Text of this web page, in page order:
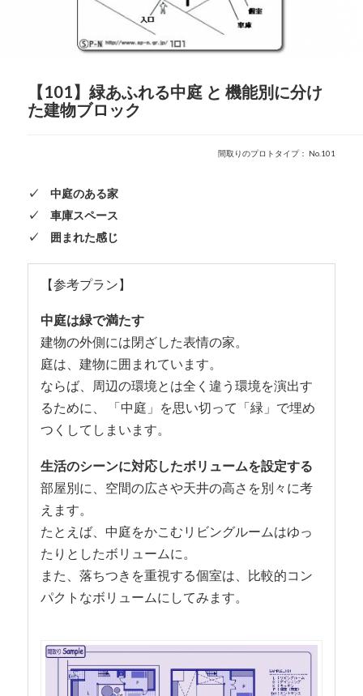
【101】緑あふれる中庭 と 機能別に分け
た建物ブロック
間取りのプロトタイプ： No.101
✓ 中庭のある家
✓ 車庫スペース
✓ 囲まれた感じ
【参考プラン】
中庭は緑で満たす
建物の外側には閉ざした表情の家。
庭は、建物に囲まれています。
ならば、周辺の環境とは全く違う環境を演出す
るために、 「中庭」を思い切って「緑」で埋め
つくしてしまいます。
生活のシーンに対応したボリュームを設定する
部屋別に、空間の広さや天井の高さを別々に考
えます。
たとえば、中庭をかこむリビングルームはゆっ
たりとしたボリュームに。
また、落ちつきを重視する個室は、比較的コン
パクトなボリュームにしてみます。